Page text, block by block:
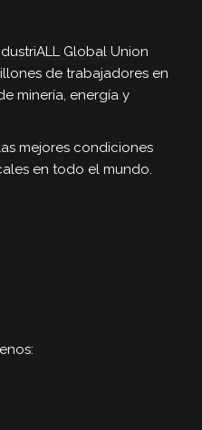
Global Union
de trabajadores en
minería, energía y
mejores condiciones
en todo el mundo.